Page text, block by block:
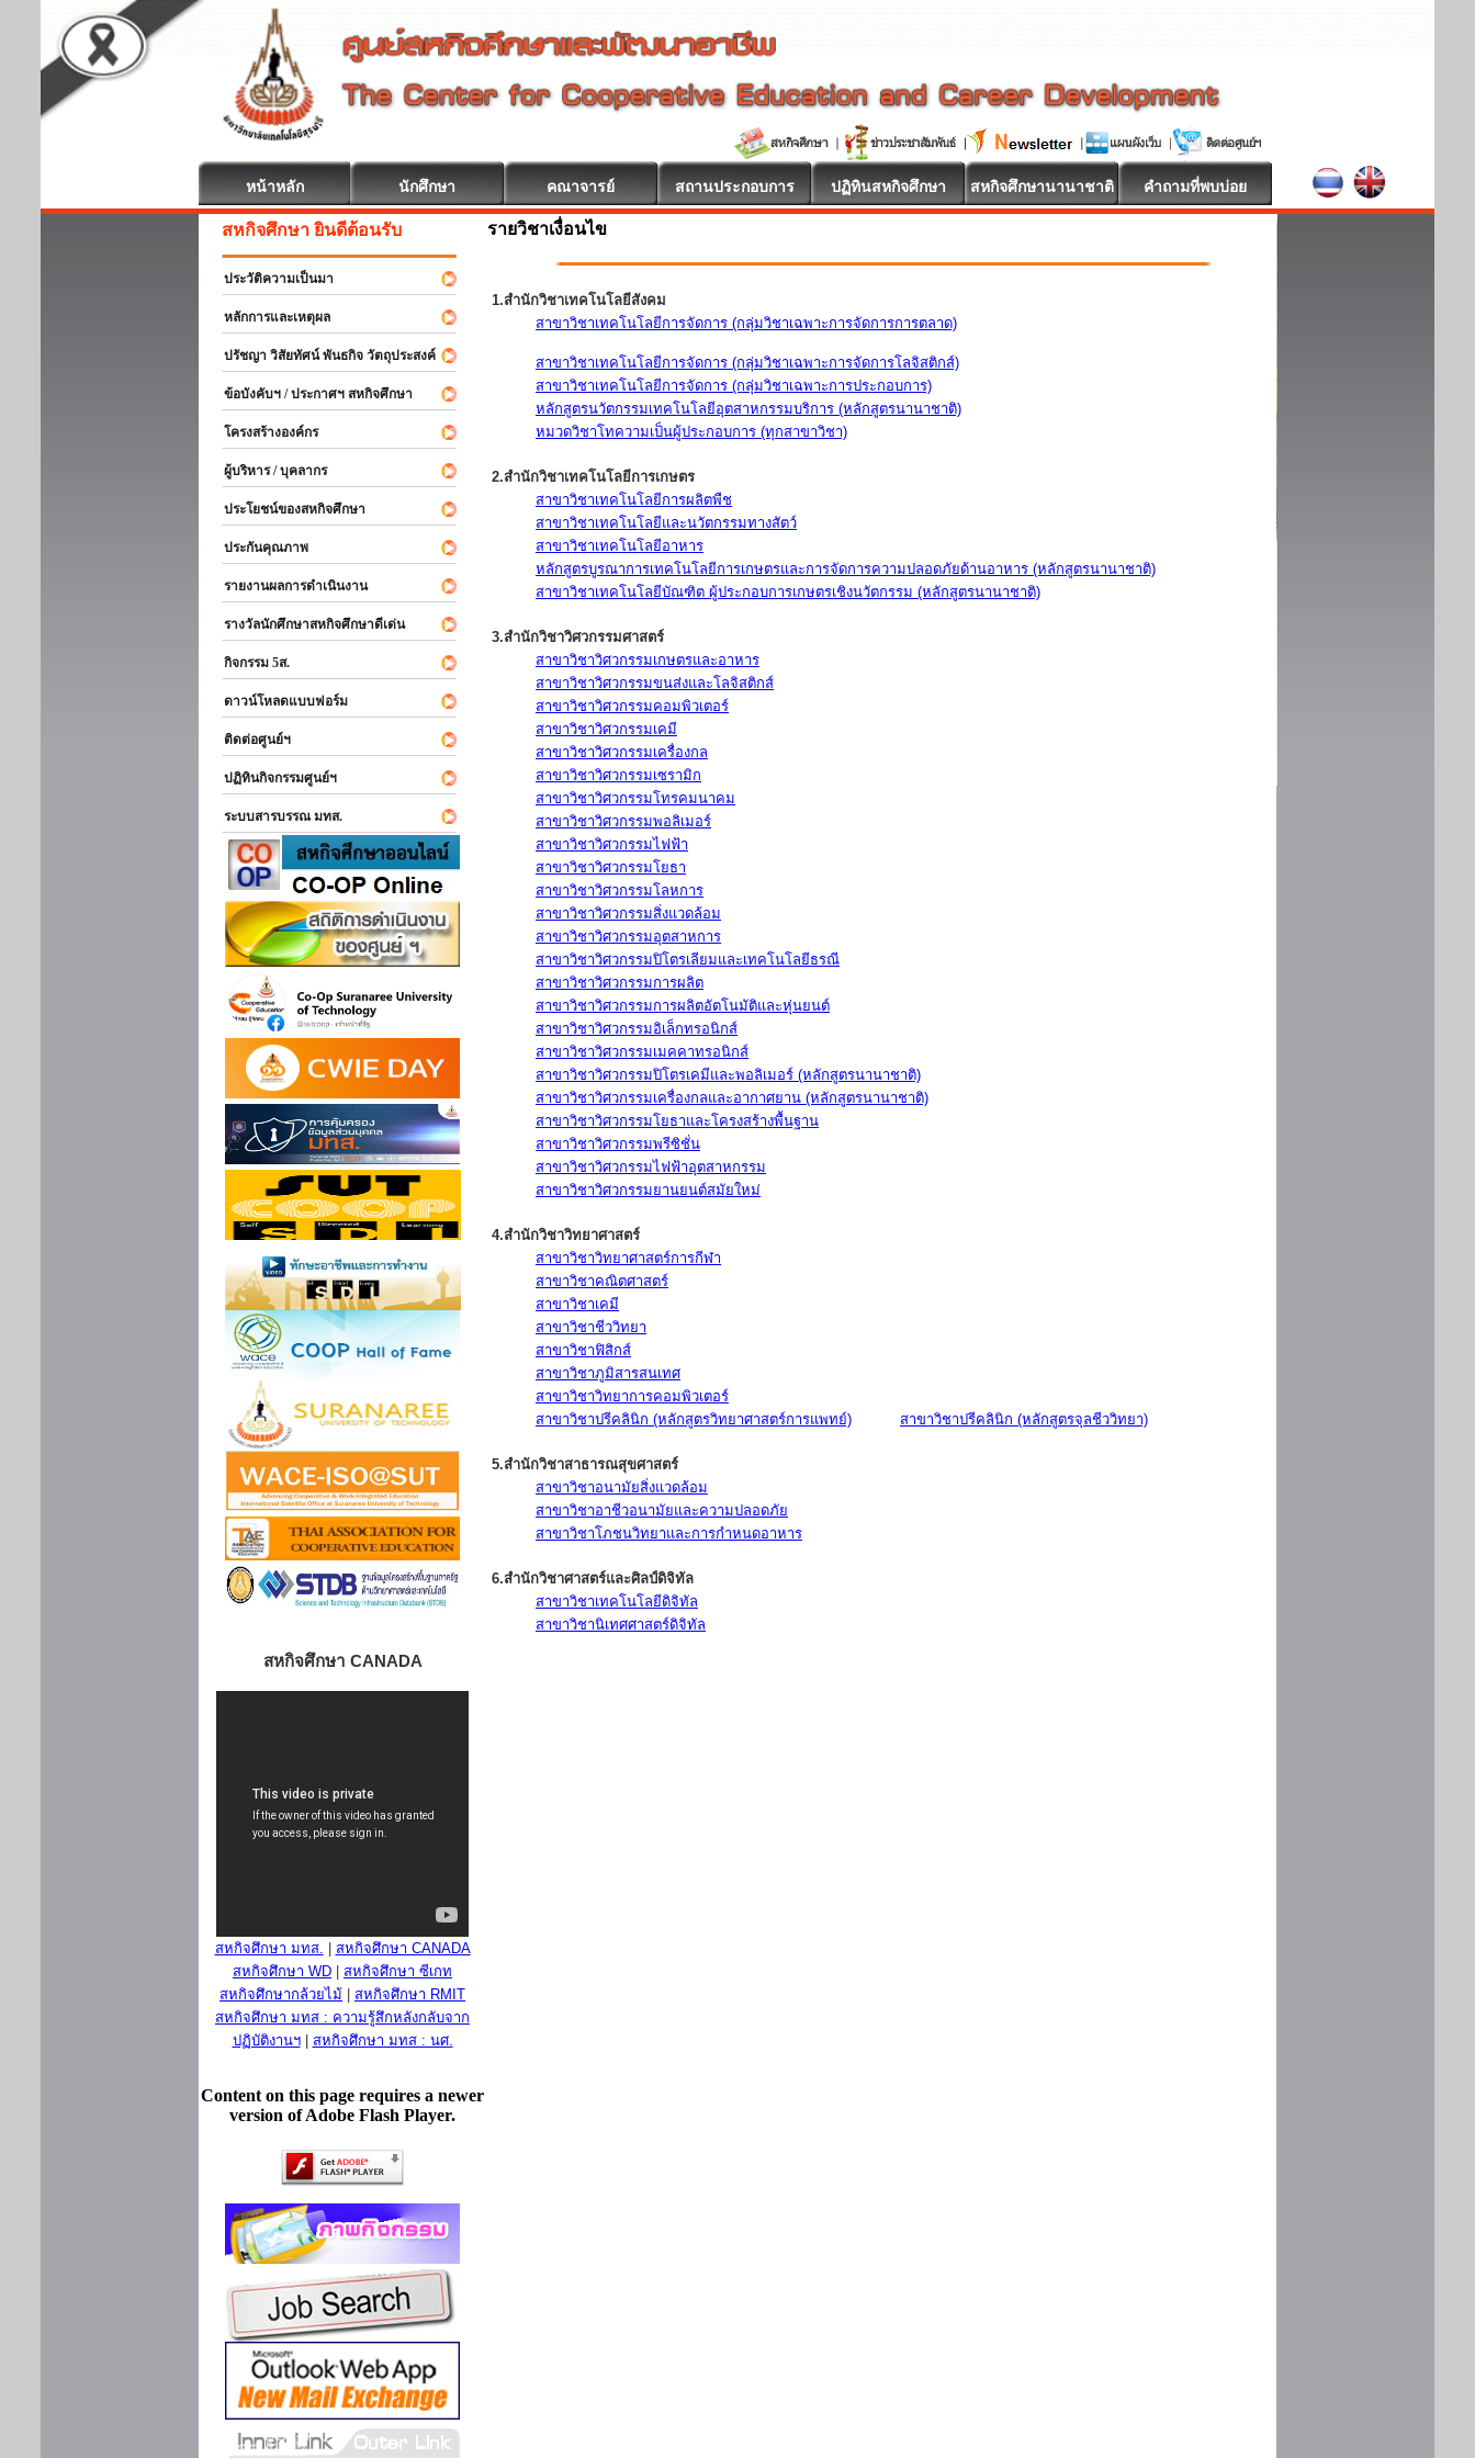
หน้าหลัก นักศึกษา คณาจารย์ สถานประกอบการ ปฏิทินสหกิจศึกษา สหกิจศึกษานานาชาติ คำถามที่พบบ่อย
สหกิจศึกษา ยินดีต้อนรับ
ประวัติความเป็นมา
หลักการและเหตุผล
ปรัชญา วิสัยทัศน์ พันธกิจ วัตถุประสงค์
ข้อบังคับฯ / ประกาศฯ สหกิจศึกษา
โครงสร้างองค์กร
ผู้บริหาร / บุคลากร
ประโยชน์ของสหกิจศึกษา
ประกันคุณภาพ
รายงานผลการดำเนินงาน
รางวัลนักศึกษาสหกิจศึกษาดีเด่น
กิจกรรม 5ส.
ดาวน์โหลดแบบฟอร์ม
ติดต่อศูนย์ฯ
ปฏิทินกิจกรรมศูนย์ฯ
ระบบสารบรรณ มทส.
สหกิจศึกษา CANADA
สหกิจศึกษา มทส.
สหกิจศึกษา CANADA
สหกิจศึกษา WD
สหกิจศึกษา ซีเกท
สหกิจศึกษากล้วยไม้
สหกิจศึกษา RMIT
สหกิจศึกษา มทส : ความรู้สึกหลังกลับจาก
ปฏิบัติงานฯ| สหกิจศึกษา มทส : นศ.
Content on this page requires a newer
version of Adobe Flash Player.
รายวิชาเงื่อนไข
1.สำนักวิชาเทคโนโลยีสังคม
สาขาวิชาเทคโนโลยีการจัดการ (กลุ่มวิชาเฉพาะการจัดการการตลาด)
สาขาวิชาเทคโนโลยีการจัดการ (กลุ่มวิชาเฉพาะการจัดการโลจิสติกส์)
สาขาวิชาเทคโนโลยีการจัดการ (กลุ่มวิชาเฉพาะการประกอบการ)
หลักสูตรนวัตกรรมเทคโนโลยีอุตสาหกรรมบริการ (หลักสูตรนานาชาติ)
หมวดวิชาโทความเป็นผู้ประกอบการ (ทุกสาขาวิชา)
2.สำนักวิชาเทคโนโลยีการเกษตร
สาขาวิชาเทคโนโลยีการผลิตพืช
สาขาวิชาเทคโนโลยีและนวัตกรรมทางสัตว์
สาขาวิชาเทคโนโลยีอาหาร
หลักสูตรบูรณาการเทคโนโลยีการเกษตรและการจัดการความปลอดภัยด้านอาหาร (หลักสูตรนานาชาติ)
สาขาวิชาเทคโนโลยีบัณฑิต ผู้ประกอบการเกษตรเชิงนวัตกรรม (หลักสูตรนานาชาติ)
3.สำนักวิชาวิศวกรรมศาสตร์
สาขาวิชาวิศวกรรมเกษตรและอาหาร
สาขาวิชาวิศวกรรมขนส่งและโลจิสติกส์
สาขาวิชาวิศวกรรมคอมพิวเตอร์
สาขาวิชาวิศวกรรมเคมี
สาขาวิชาวิศวกรรมเครื่องกล
สาขาวิชาวิศวกรรมเซรามิก
สาขาวิชาวิศวกรรมโทรคมนาคม
สาขาวิชาวิศวกรรมพอลิเมอร์
สาขาวิชาวิศวกรรมไฟฟ้า
สาขาวิชาวิศวกรรมโยธา
สาขาวิชาวิศวกรรมโลหการ
สาขาวิชาวิศวกรรมสิ่งแวดล้อม
สาขาวิชาวิศวกรรมอุตสาหการ
สาขาวิชาวิศวกรรมปิโตรเลียมและเทคโนโลยีธรณี
สาขาวิชาวิศวกรรมการผลิต
สาขาวิชาวิศวกรรมการผลิตอัตโนมัติและหุ่นยนต์
สาขาวิชาวิศวกรรมอิเล็กทรอนิกส์
สาขาวิชาวิศวกรรมเมคคาทรอนิกส์
สาขาวิชาวิศวกรรมปิโตรเคมีและพอลิเมอร์ (หลักสูตรนานาชาติ)
สาขาวิชาวิศวกรรมเครื่องกลและอากาศยาน (หลักสูตรนานาชาติ)
สาขาวิชาวิศวกรรมโยธาและโครงสร้างพื้นฐาน
สาขาวิชาวิศวกรรมพรีซิชั่น
สาขาวิชาวิศวกรรมไฟฟ้าอุตสาหกรรม
สาขาวิชาวิศวกรรมยานยนต์สมัยใหม่
4.สำนักวิชาวิทยาศาสตร์
สาขาวิชาวิทยาศาสตร์การกีฬา
สาขาวิชาคณิตศาสตร์
สาขาวิชาเคมี
สาขาวิชาชีววิทยา
สาขาวิชาฟิสิกส์
สาขาวิชาภูมิสารสนเทศ
สาขาวิชาวิทยาการคอมพิวเตอร์
สาขาวิชาปรีคลินิก (หลักสูตรวิทยาศาสตร์การแพทย์)
สาขาวิชาปรีคลินิก (หลักสูตรจุลชีววิทยา)
5.สำนักวิชาสาธารณสุขศาสตร์
สาขาวิชาอนามัยสิ่งแวดล้อม
สาขาวิชาอาชีวอนามัยและความปลอดภัย
สาขาวิชาโภชนวิทยาและการกำหนดอาหาร
6.สำนักวิชาศาสตร์และศิลป์ดิจิทัล
สาขาวิชาเทคโนโลยีดิจิทัล
สาขาวิชานิเทศศาสตร์ดิจิทัล